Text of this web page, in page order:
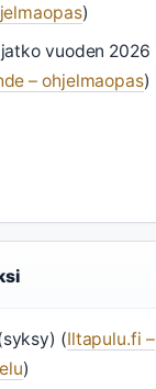
)
vuoden 2026
– ohjelmaopas)
(Iltapulu.fi –
)